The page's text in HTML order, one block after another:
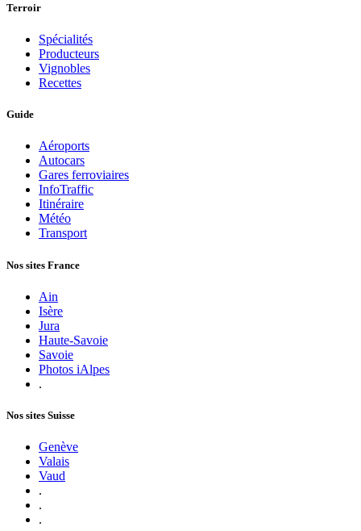
Terroir
Spécialités
Producteurs
Vignobles
Recettes
Guide
Aéroports
Autocars
Gares ferroviaires
InfoTraffic
Itinéraire
Météo
Transport
Nos sites France
Ain
Isère
Jura
Haute-Savoie
Savoie
Photos iAlpes
.
Nos sites Suisse
Genève
Valais
Vaud
.
.
.